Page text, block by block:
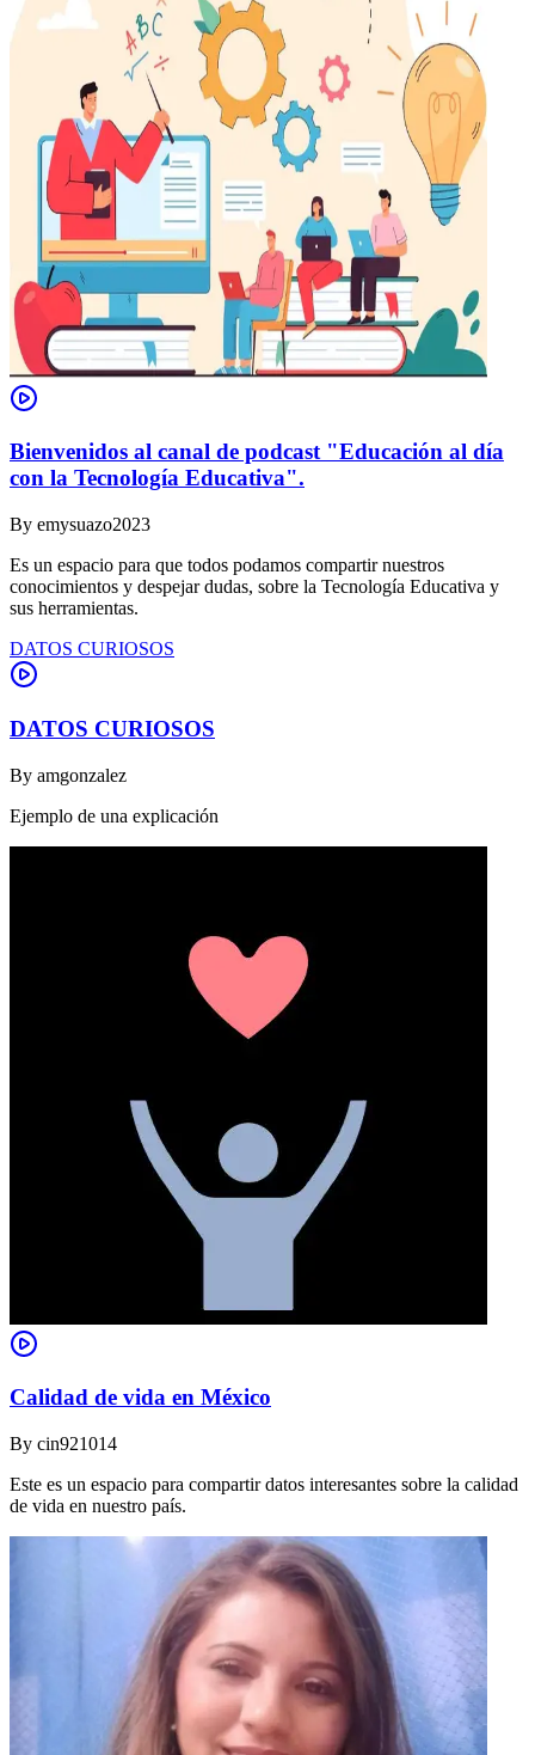
Bienvenidos al canal de podcast "Educación al día
con la Tecnología Educativa".
By emysuazo2023
Es un espacio para que todos podamos compartir nuestros
conocimientos y despejar dudas, sobre la Tecnología Educativa y
sus herramientas.
DATOS CURIOSOS
DATOS CURIOSOS
By amgonzalez
Ejemplo de una explicación
Calidad de vida en México
By cin921014
Este es un espacio para compartir datos interesantes sobre la calidad
de vida en nuestro país.